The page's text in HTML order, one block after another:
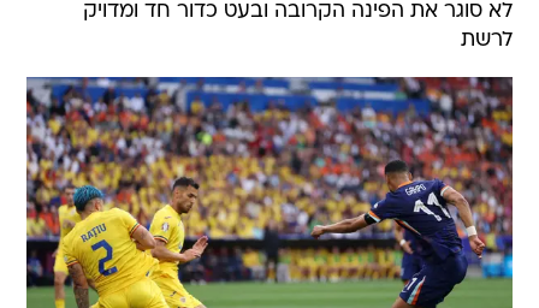
לא סוגר את הפינה הקרובה ובעט כדור חד ומדויק
לרשת